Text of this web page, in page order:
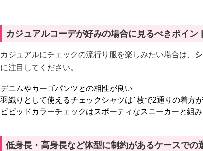
カジュアルコーデが好みの場合に見るべきポイン
カジュアルにチェックの流行り服を楽しみたい場合は、
に注目してください。
デニムやカーゴパンツとの相性が良い
羽織りとして使えるチェックシャツは1枚で2通りの着方
ビビッドカラーチェックはスポーティなスニーカーと組
低身長・高身長など体型に制約があるケースでの